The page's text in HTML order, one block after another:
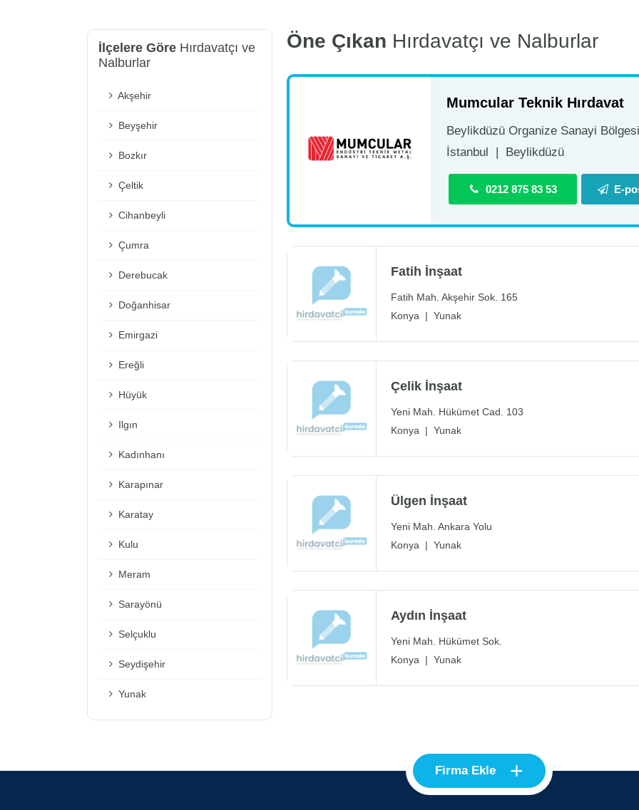
İlçelere Göre Hırdavatçı ve
Nalburlar
Akşehir
Beyşehir
Bozkır
Çeltik
Cihanbeyli
Çumra
Derebucak
Doğanhisar
Emirgazi
Ereğli
Hüyük
Ilgın
Kadınhanı
Karapınar
Karatay
Kulu
Meram
Sarayönü
Selçuklu
Seydişehir
Yunak
Öne Çıkan Hırdavatçı ve Nalburlar
Mumcular Teknik Hırdavat
Beylikdüzü Organize Sanayi
İstanbul
Beylikdüzü
0212 875 83 53 E-
Fatih İnşaat
Fatih Mah. Akşehir Sok. 165
Konya | Yunak
Çelik İnşaat
Yeni Mah. Hükümet Cad. 103
Konya | Yunak
Ülgen İnşaat
Yeni Mah. Ankara Yolu
Konya | Yunak
Aydın İnşaat
Yeni Mah. Hükümet Sok.
Konya | Yunak
Firma Ekle +